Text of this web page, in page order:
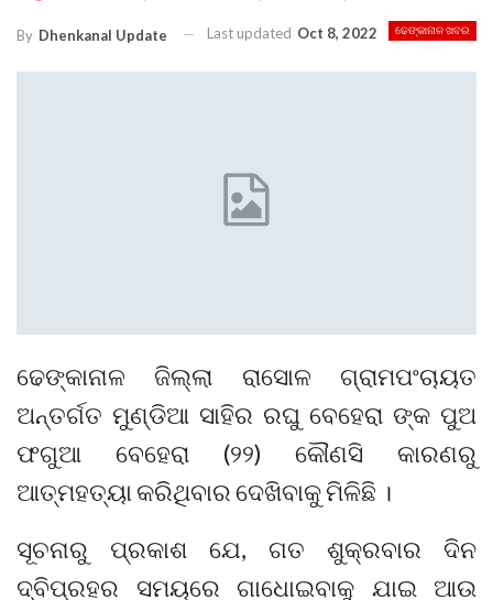
ଢେଙ୍କାନାଳ ଖବର
By Dhenkanal Update Last updated Oct 8, 2022
ଢେଙ୍କାନାଳ ଜିଲ୍ଲା ରାସୋଳ ଗ୍ରାମପଂଚାୟତ
ଅନ୍ତର୍ଗତ ମୁଣ୍ଡିଆ ସାହିର ରଘୁ ବେହେରା ଙ୍କ ପୁଅ
ଫଗୁଆ ବେହେରା (୨୨) କୌଣସି କାରଣରୁ
ଆତ୍ମହତ୍ୟା କରିଥିବାର ଦେଖିବାକୁ ମିଳିଛି ।
ସୂଚନାରୁ ପ୍ରକାଶ ଯେ, ଗତ ଶୁକ୍ରବାର ଦିନ
ଦ୍ବିପ୍ରହର ସମୟରେ ଗାଧୋଇବାକୁ ଯାଇ ଆଉ